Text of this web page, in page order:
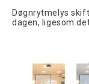
Døgnrytmelys
dagen, ligesom